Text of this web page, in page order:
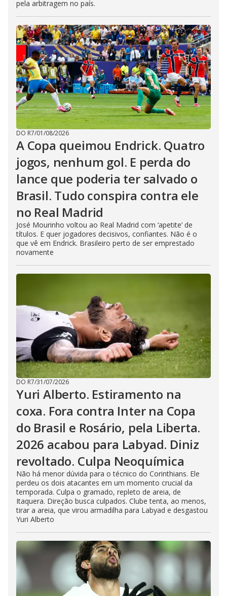
pela arbitragem no país.
DO R7/01/08/2026
A Copa queimou Endrick. Quatro
jogos, nenhum gol. E perda do
lance que poderia ter salvado o
Brasil. Tudo conspira contra ele
no Real Madrid
José Mourinho voltou ao Real Madrid com ‘apetite’ de
títulos. E quer jogadores decisivos, confiantes. Não é o
que vê em Endrick. Brasileiro perto de ser emprestado
novamente
DO R7/31/07/2026
Yuri Alberto. Estiramento na
coxa. Fora contra Inter na Copa
do Brasil e Rosário, pela Liberta.
2026 acabou para Labyad. Diniz
revoltado. Culpa Neoquímica
Não há menor dúvida para o técnico do Corinthians. Ele
perdeu os dois atacantes em um momento crucial da
temporada. Culpa o gramado, repleto de areia, de
Itaquera. Direção busca culpados. Clube tenta, ao menos,
tirar a areia, que virou armadilha para Labyad e desgastou
Yuri Alberto